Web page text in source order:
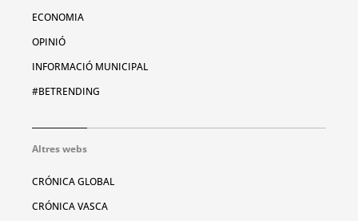
ECONOMIA
OPINIÓ
INFORMACIÓ MUNICIPAL
#BETRENDING
Altres webs
CRÓNICA GLOBAL
CRÓNICA VASCA